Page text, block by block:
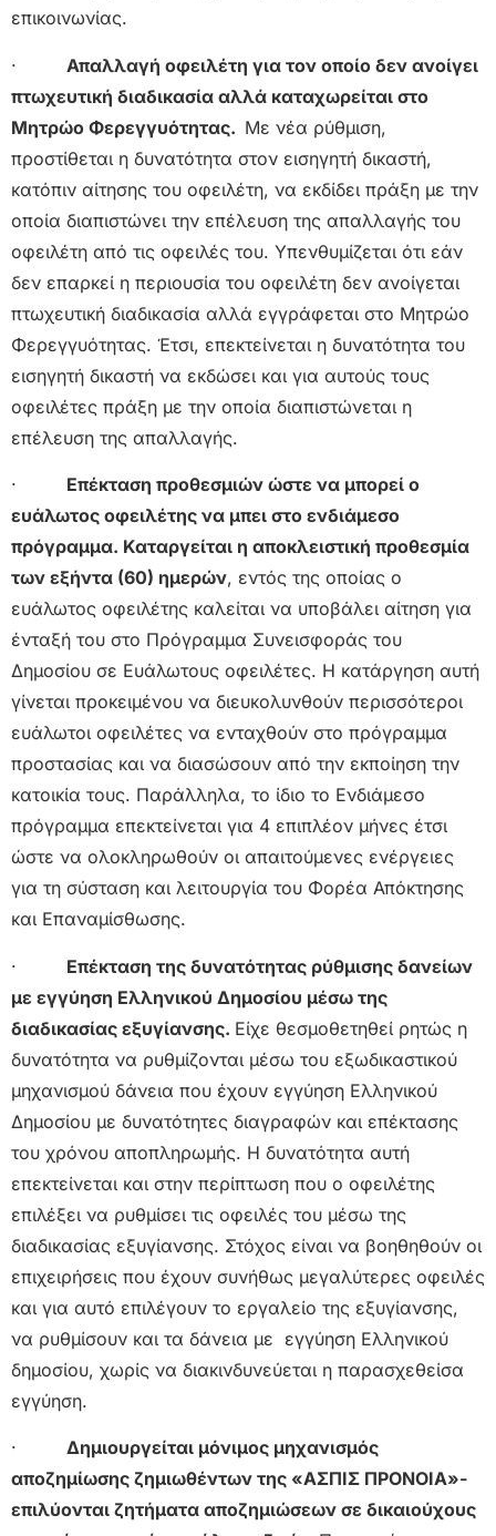
επικοινωνίας.
· Απαλλαγή οφειλέτη για τον οποίο δεν ανοίγει
πτωχευτική διαδικασία αλλά καταχωρείται στο
Μητρώο Φερεγγυότητας. Με νέα ρύθμιση,
προστίθεται η δυνατότητα στον εισηγητή δικαστή,
κατόπιν αίτησης του οφειλέτη, να εκδίδει πράξη με την
οποία διαπιστώνει την επέλευση της απαλλαγής του
οφειλέτη από τις οφειλές του. Υπενθυμίζεται ότι εάν
δεν επαρκεί η περιουσία του οφειλέτη δεν ανοίγεται
πτωχευτική διαδικασία αλλά εγγράφεται στο Μητρώο
Φερεγγυότητας. Έτσι, επεκτείνεται η δυνατότητα του
εισηγητή δικαστή να εκδώσει και για αυτούς τους
οφειλέτες πράξη με την οποία διαπιστώνεται η
επέλευση της απαλλαγής.
· Επέκταση προθεσμιών ώστε να μπορεί ο
ευάλωτος οφειλέτης να μπει στο ενδιάμεσο
πρόγραμμα. Καταργείται η αποκλειστική προθεσμία
των εξήντα (60) ημερών, εντός της οποίας ο
ευάλωτος οφειλέτης καλείται να υποβάλει αίτηση για
ένταξή του στο Πρόγραμμα Συνεισφοράς του
Δημοσίου σε Ευάλωτους οφειλέτες. Η κατάργηση αυτή
γίνεται προκειμένου να διευκολυνθούν περισσότεροι
ευάλωτοι οφειλέτες να ενταχθούν στο πρόγραμμα
προστασίας και να διασώσουν από την εκποίηση την
κατοικία τους. Παράλληλα, το ίδιο το Ενδιάμεσο
πρόγραμμα επεκτείνεται για 4 επιπλέον μήνες έτσι
ώστε να ολοκληρωθούν οι απαιτούμενες ενέργειες
για τη σύσταση και λειτουργία του Φορέα Απόκτησης
και Επαναμίσθωσης.
· Επέκταση της δυνατότητας ρύθμισης δανείων
με εγγύηση Ελληνικού Δημοσίου μέσω της
διαδικασίας εξυγίανσης. Είχε θεσμοθετηθεί ρητώς η
δυνατότητα να ρυθμίζονται μέσω του εξωδικαστικού
μηχανισμού δάνεια που έχουν εγγύηση Ελληνικού
Δημοσίου με δυνατότητες διαγραφών και επέκτασης
του χρόνου αποπληρωμής. Η δυνατότητα αυτή
επεκτείνεται και στην περίπτωση που ο οφειλέτης
επιλέξει να ρυθμίσει τις οφειλές του μέσω της
διαδικασίας εξυγίανσης. Στόχος είναι να βοηθηθούν οι
επιχειρήσεις που έχουν συνήθως μεγαλύτερες οφειλές
και για αυτό επιλέγουν το εργαλείο της εξυγίανσης,
να ρυθμίσουν και τα δάνεια με εγγύηση Ελληνικού
δημοσίου, χωρίς να διακινδυνεύεται η παρασχεθείσα
εγγύηση.
· Δημιουργείται μόνιμος μηχανισμός
αποζημίωσης ζημιωθέντων της «ΑΣΠΙΣ ΠΡΟΝΟΙΑ»-
επιλύονται ζητήματα αποζημιώσεων σε δικαιούχους